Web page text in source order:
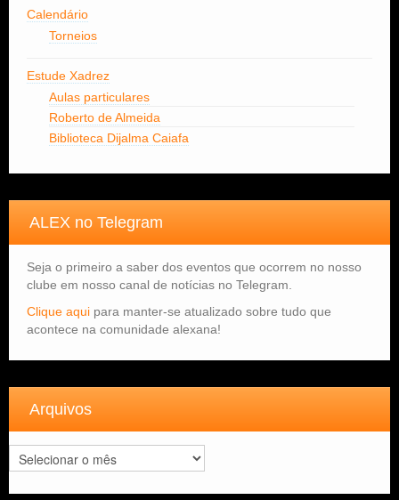
Calendário
Torneios
Estude Xadrez
Aulas particulares
Roberto de Almeida
Biblioteca Dijalma Caiafa
ALEX no Telegram
Seja o primeiro a saber dos eventos que ocorrem no nosso
clube em nosso canal de notícias no Telegram.
Clique aqui para manter-se atualizado sobre tudo que
acontece na comunidade alexana!
Arquivos
Arquivos